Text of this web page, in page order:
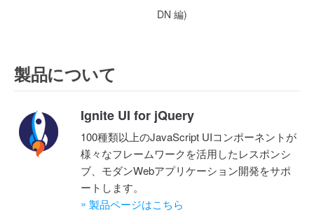
DN 編)
製品について
Ignite UI for jQuery
100種類以上のJavaScript UIコンポーネントが
様々なフレームワークを活用したレスポンシ
ブ、モダンWebアプリケーション開発をサポ
ートします。
» 製品ページはこちら